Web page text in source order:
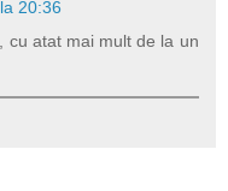
20:36
cu atat mai mult de la un